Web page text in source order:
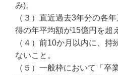
み)。
（３）直近過去3年分の各
得の年平均額が15億円を超
（４）前10か月以内に、
ないこと。
（５）一般枠において「卒